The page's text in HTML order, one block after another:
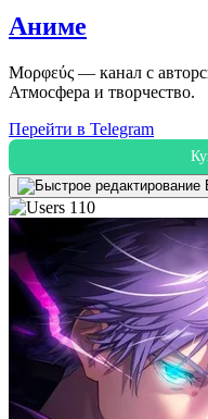
Аниме
Μορφεύς — канал с
Атмосфера и творчество.
Перейти в Telegram
110